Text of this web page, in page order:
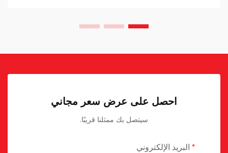
احصل على عرض سعر مجاني
سيتصل بك ممثلنا قريبًا.
البريد الإلكتروني